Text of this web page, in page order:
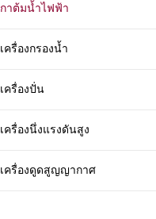
กาต้มน้ำไฟฟ้า
เครื่องกรองน้ำ
เครื่องปั่น
เครื่องนึ่งแรงดันสูง
เครื่องดูดสูญญากาศ